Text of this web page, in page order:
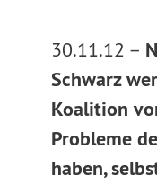
30.11.12 –
Schwarz
Koalition
Probleme
haben,